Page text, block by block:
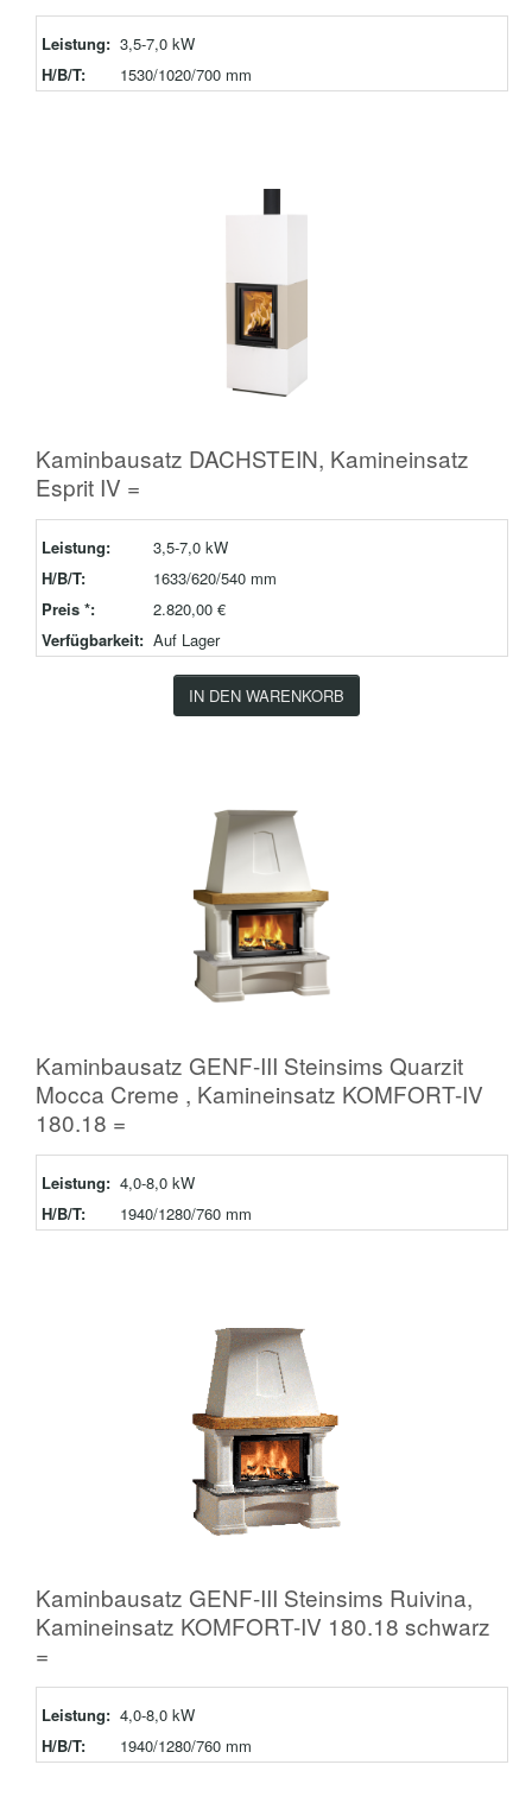
Leistung: 3,5-7,0 kW
H/B/T:
1530/1020/700 mm
Kaminbausatz DACHSTEIN, Kamineinsatz
Esprit IV =
Leistung:
3,5-7,0 kW
H/B/T:
1633/620/540 mm
Preis *:
2.820,00 €
Verfügbarkeit: Auf Lager
IN DEN WARENKORB
Kaminbausatz GENF-III Steinsims Quarzit
Mocca Creme , Kamineinsatz KOMFORT-IV
180.18 =
Leistung: 4,0-8,0 kW
H/B/T:
1940/1280/760 mm
Kaminbausatz GENF-III Steinsims Ruivina,
Kamineinsatz KOMFORT-IV 180.18 schwarz
=
Leistung: 4,0-8,0 kW
H/B/T:
1940/1280/760 mm